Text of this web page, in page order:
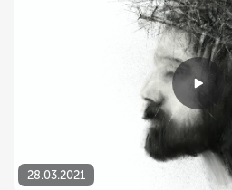
28.03.2021